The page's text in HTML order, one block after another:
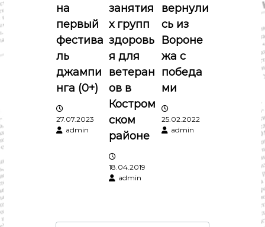
п
о
т
о
з
а
п
и
на
первый
фестива
ль
джампи
нга (0+)
27.07.2023
admin
занятия
х групп
здоровь
я для
ветеран
ов в
Костром
ском
районе
18.04.2019
admin
вернули
сь из
Вороне
жа с
победа
ми
25.02.2022
admin